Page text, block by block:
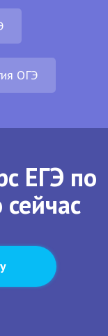
ОГЭ
ЕГЭ по